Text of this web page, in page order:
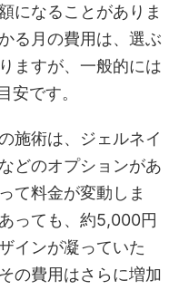
になることがありま
る月の費用は、選ぶ
ますが、一般的には
です。
施術は、ジェルネイ
どのオプションがあ
て料金が変動しま
っても、約5,000円
インが凝っていた
の費用はさらに増加